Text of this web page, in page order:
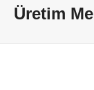
Üretim